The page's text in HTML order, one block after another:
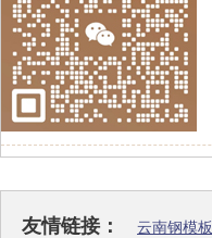
友情链接： 云南钢模板